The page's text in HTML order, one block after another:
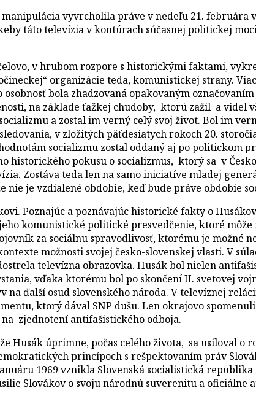
vyvrcholila práve v nedeľu 21. februára
táto televízia v kontúrach súčasnej politickej
v hrubom rozpore s historickými faktami,
organizácie teda, komunistickej strany.
bola zhadzovaná opakovaným
na základe ťažkej chudoby, ktorú zažil a videl
a zostal im verný celý svoj život. Bol im
v zložitých päťdesiatych rokoch 20.
socializmu zostal oddaný aj po
historického pokusu o socializmus, ktorý sa v
Zostáva teda len na samo iniciatíve mladej
nie je vzdialené obdobie, keď bude práve obdobie
Poznajúc a poznávajúc historické fakty o
komunistické politické presvedčenie, ktoré
za sociálnu spravodlivosť, ktorému je možné
možnosti svojej česko-slovenskej vlasti. V
televízna obrazovka. Husák bol nielen
vďaka ktorému bol po skončení II. svetovej
ďalší osud slovenského národa. V televíznej
ktorý dával SNP dušu. Len okrajovo
zjednotení antifašistického odboja.
Husák úprimne, počas celého života, sa usiloval o
princípoch s rešpektovaním práv
1969 vznikla Slovenská socialistická
Slovákov o svoju národnú suverenitu a oficiálne